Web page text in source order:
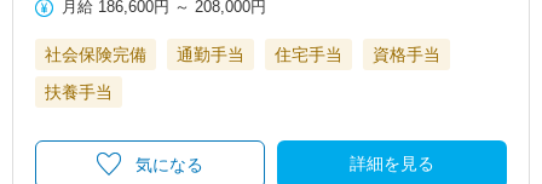
月給 186,600円 ～208,000円
社会保険完備 通勤手当 住宅手当
資格手当
扶養手当
詳細を見る
気になる